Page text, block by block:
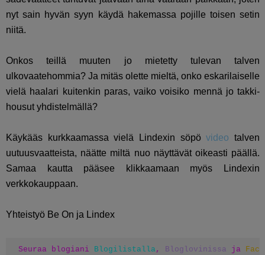
nyt sain hyvän syyn käydä hakemassa pojille toisen setin
niitä.
Onkos teillä muuten jo mietetty tulevan talven
ulkovaatehommia? Ja mitäs olette mieltä, onko eskarilaiselle
vielä haalari kuitenkin paras, vaiko voisiko mennä jo takki-
housut yhdistelmällä?
Käykääs kurkkaamassa vielä Lindexin söpövideo talven
uutuusvaatteista, näätte miltä nuo näyttävät oikeasti päällä.
Samaa kautta pääsee klikkaamaan myös Lindexin
verkkokauppaan.
Yhteistyö Be On ja Lindex
Seuraa blogiani Blogilistalla, Bloglovinissa ja